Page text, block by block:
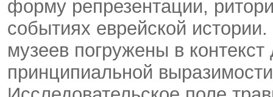
форму репрезентации,
событиях еврейской
музеев погружены в
принципиальной